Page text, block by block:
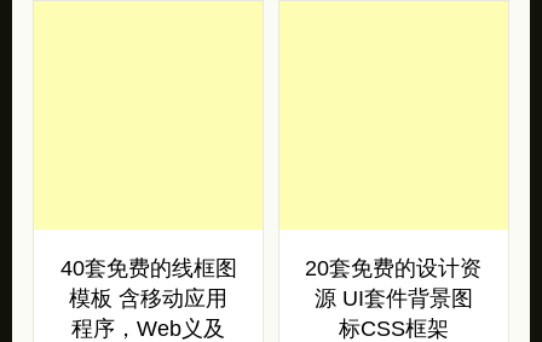
40套免费的线框图
模板 含移动应用
程序，Web义及
20套免费的设计资
源 UI套件背景图
标CSS框架